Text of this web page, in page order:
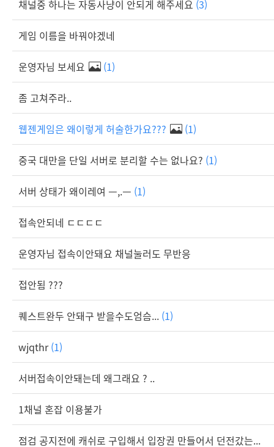
채널중 하나는 자동사냥이 안되게 해주세요 (3)
게임 이름을 바꿔야겠네
운영자님 보세요 (1)
좀 고쳐주라..
웹젠게임은 왜이렇게 허술한가요??? (1)
중국 대만을 단일 서버로 분리할 수는 없나요? (1)
서버 상태가 왜이레여 ㅡ,.ㅡ (1)
접속안되네 ㄷㄷㄷㄷ
운영자님 접속이안돼요 채널눌러도 무반응
접안됨 ???
퀘스트완두 안돼구 받을수도엄슴... (1)
wjqthr(1)
서버접속이안돼는데 왜그래요 ? ..
1채널 혼잡 이용불가
점검 공지전에 캐쉬로 구입해서 입장권 만들어서 던전갔는...